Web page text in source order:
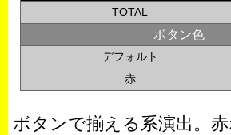
TOTAL
ボタン色
デフォルト
赤
ボタンで揃える系演出。